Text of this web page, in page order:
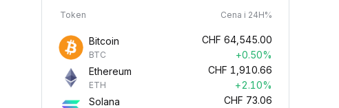
Token Cena i 24H%
Bitcoin
BTC
CHF 64,545.00
+0.50%
Ethereum
ETH
CHF 1,910.66
+2.10%
Solana
CHF 73.06